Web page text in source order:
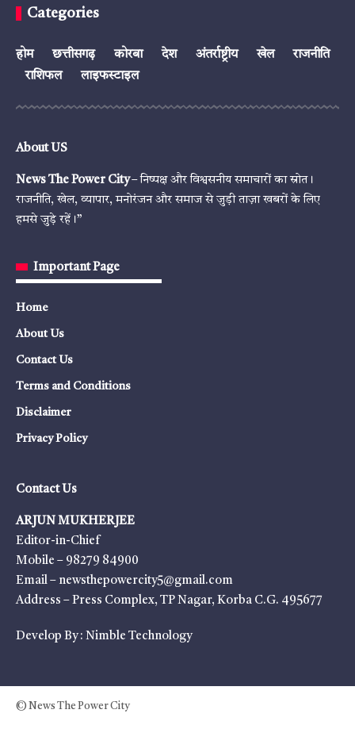
Categories
होम छत्तीसगढ़ कोरबा देश अंतर्राष्ट्रीय खेल
राजनीति
राशिफल
लाइफस्टाइल
About US
News The Power City– निष्पक्ष और विश्वसनीय समाचारों का स्रोत।
राजनीति, खेल, व्यापार, मनोरंजन और समाज से जुड़ी ताज़ा खबरों के लिए
हमसे जुड़े रहें।”
Important Page
Home
About Us
Contact Us
Terms and Conditions
Disclaimer
Privacy Policy
Contact Us
ARJUN MUKHERJEE
Editor-in-Chief
Mobile – 98279 84900
Email – newsthepowercity5@gmail.com
Address – Press Complex, TP Nagar, Korba C.G. 495677
Develop By : Nimble Technology
© News The Power City